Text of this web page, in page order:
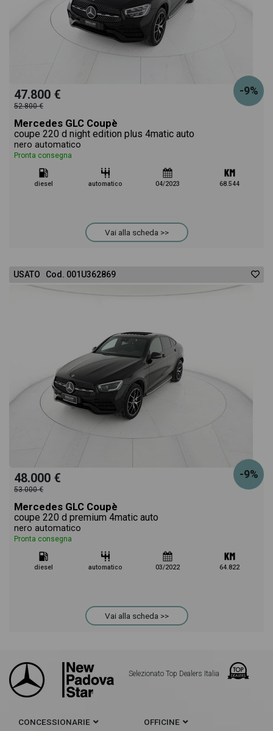
-9%
47.800 €
52.800 €
Mercedes GLC Coupè
coupe 220 d night edition plus 4matic auto
nero automatico
Pronta consegna
diesel automatico 04/2023 68.544
Vai alla scheda >>
USATO Cod. 001U362869
-9%
48.000 €
53.000 €
Mercedes GLC Coupè
coupe 220 d premium 4matic auto
nero automatico
Pronta consegna
diesel automatico 03/2022 64.822
Vai alla scheda >>
Selezionato Top Dealers Italia
CONCESSIONARIE OFFICINE